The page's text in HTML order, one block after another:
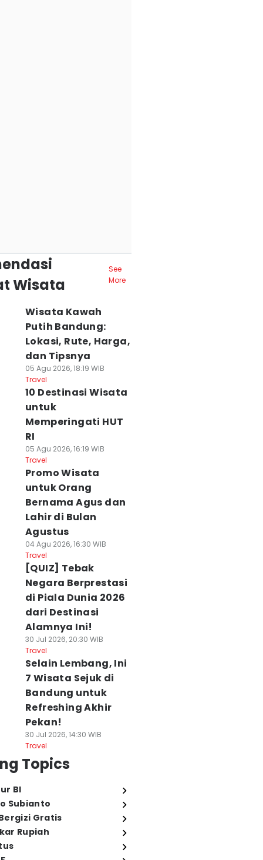
Wisata
See
More
Wisata Kawah
Putih Bandung:
Lokasi, Rute, Harga,
dan Tipsnya
05 Agu 2026, 18:19 WIB
Travel
10 Destinasi Wisata
untuk
Memperingati HUT
RI
05 Agu 2026, 16:19 WIB
Travel
Promo Wisata
untuk Orang
Bernama Agus dan
Lahir di Bulan
Agustus
04 Agu 2026, 16:30 WIB
Travel
[QUIZ] Tebak
Negara Berprestasi
di Piala Dunia 2026
dari Destinasi
Alamnya Ini!
30 Jul 2026, 20:30 WIB
Travel
Selain Lembang, Ini
7 Wisata Sejuk di
Bandung untuk
Refreshing Akhir
Pekan!
30 Jul 2026, 14:30 WIB
Travel
Topics
BI
Subianto
Gratis
Rupiah